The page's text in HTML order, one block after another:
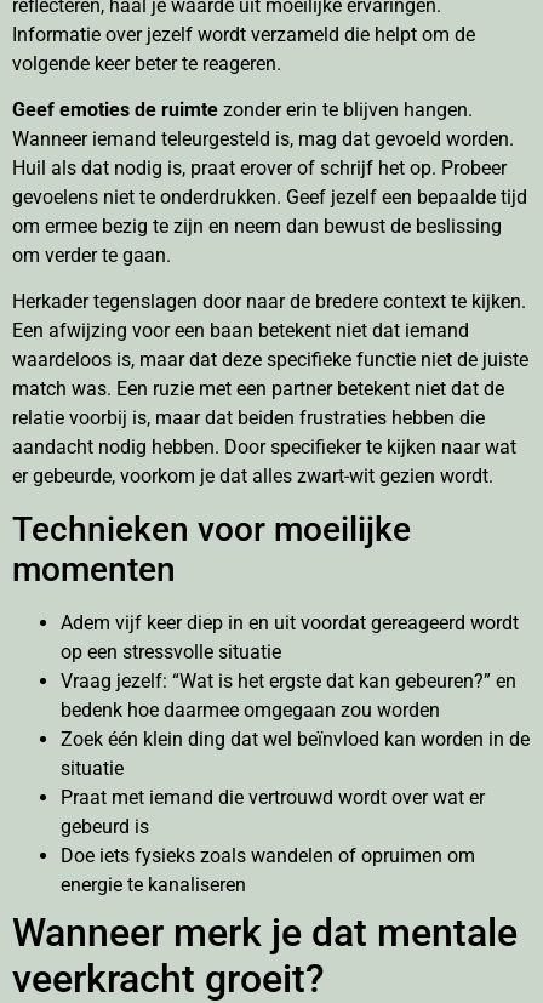
reflecteren, haal je waarde uit moeilijke ervaringen.
Informatie over jezelf wordt verzameld die helpt om de
volgende keer beter te reageren.
Geef emoties de ruimte zonder erin te blijven hangen.
Wanneer iemand teleurgesteld is, mag dat gevoeld worden.
Huil als dat nodig is, praat erover of schrijf het op. Probeer
gevoelens niet te onderdrukken. Geef jezelf een bepaalde tijd
om ermee bezig te zijn en neem dan bewust de beslissing
om verder te gaan.
Herkader tegenslagen door naar de bredere context te kijken.
Een afwijzing voor een baan betekent niet dat iemand
waardeloos is, maar dat deze specifieke functie niet de juiste
match was. Een ruzie met een partner betekent niet dat de
relatie voorbij is, maar dat beiden frustraties hebben die
aandacht nodig hebben. Door specifieker te kijken naar wat
er gebeurde, voorkom je dat alles zwart-wit gezien wordt.
Technieken voor moeilijke
momenten
Adem vijf keer diep in en uit voordat gereageerd wordt
op een stressvolle situatie
Vraag jezelf: “Wat is het ergste dat kan gebeuren?” en
bedenk hoe daarmee omgegaan zou worden
Zoek één klein ding dat wel beïnvloed kan worden in de
situatie
Praat met iemand die vertrouwd wordt over wat er
gebeurd is
Doe iets fysieks zoals wandelen of opruimen om
energie te kanaliseren
Wanneer merk je dat mentale
veerkracht groeit?